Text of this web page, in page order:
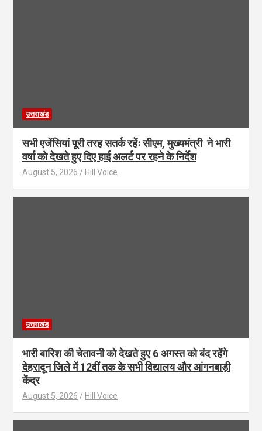
उत्तराखंड
सभी एजेंसियां पूरी तरह सतर्क रहेंः सीएम, मुख्यमंत्री ने भारी
वर्षा को देखते हुए दिए हाई अलर्ट पर रहने के निर्देश
August 5, 2026 Hill Voice
उत्तराखंड
भारी बारिश की चेतावनी को देखते हुए 6 अगस्त को बंद रहेंगे
देहरादून जिले में 12वीं तक के सभी विद्यालय और आंगनबाड़ी
केंद्र
August 5, 2026 Hill Voice